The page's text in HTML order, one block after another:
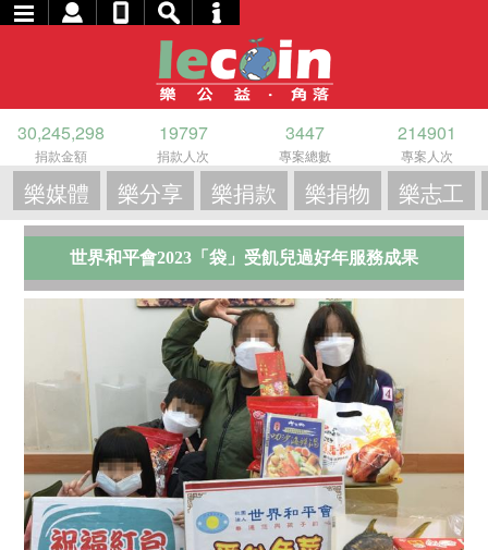
30,245,298
捐款金額
19797
捐款人次
3447
專案總數
214901
專案人次
樂媒體 樂分享 樂捐款 樂捐物 樂志工
世界和平會2023「袋」受飢兒過好年服務成果